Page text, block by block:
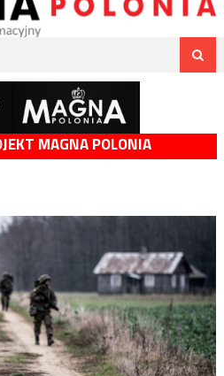
MAGNA POLONIA